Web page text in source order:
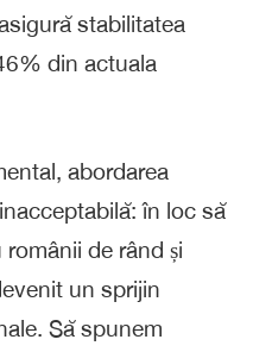
stabilitatea
din actuala
abordarea
în loc să
de rând și
un sprijin
Să spunem